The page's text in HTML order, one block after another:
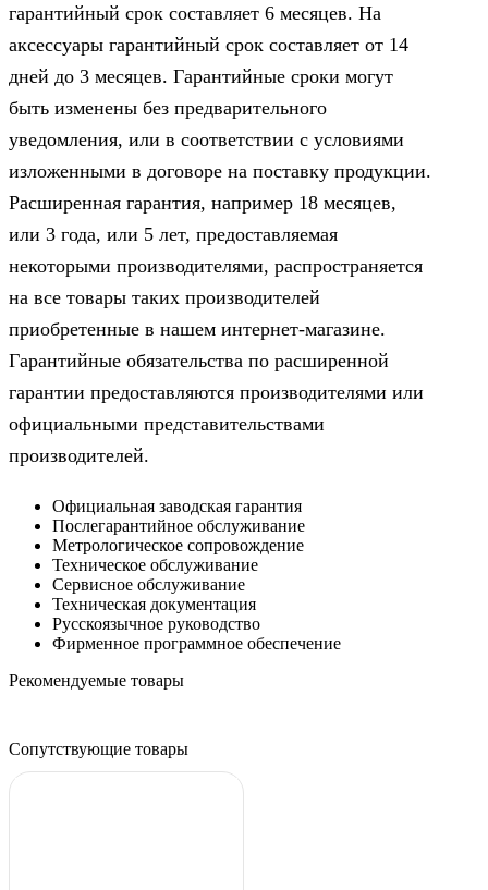
гарантийный срок составляет 6 месяцев. На
аксессуары гарантийный срок составляет от 14
дней до 3 месяцев. Гарантийные сроки могут
быть изменены без предварительного
уведомления, или в соответствии с условиями
изложенными в договоре на поставку продукции.
Расширенная гарантия, например 18 месяцев,
или 3 года, или 5 лет, предоставляемая
некоторыми производителями, распространяется
на все товары таких производителей
приобретенные в нашем интернет-магазине.
Гарантийные обязательства по расширенной
гарантии предоставляются производителями или
официальными представительствами
производителей.
Официальная заводская гарантия
Послегарантийное обслуживание
Метрологическое сопровождение
Техническое обслуживание
Сервисное обслуживание
Техническая документация
Русскоязычное руководство
Фирменное программное обеспечение
Рекомендуемые товары
Сопутствующие товары